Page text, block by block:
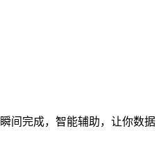
间完成，智能辅助，让你数据